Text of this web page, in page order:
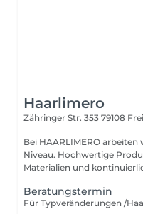
Haarlimero
Zähringer Str. 353 79108
Bei HAARLIMERO
Niveau. Hochwertige
Materialien und
Beratungstermin